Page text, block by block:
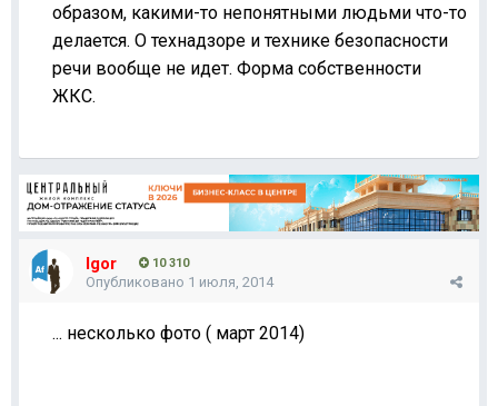
образом, какими-то непонятными людьми что-то
делается. О технадзоре и технике безопасности
речи вообще не идет. Форма собственности
ЖКС.
Igor 10 310
Опубликовано 1 июля, 2014
... несколько фото ( март 2014)